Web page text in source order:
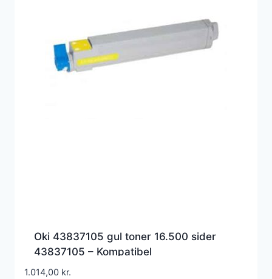
Oki 43837105 gul toner 16.500 sider
43837105 – Kompatibel
1.014,00 kr.